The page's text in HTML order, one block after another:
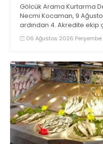
Gölcük Arama Kurtarma
Necmi Kocaman, 9
ardından 4. Akredite ekip
tamamlayacaklarını
bulundu. Kocaman,
06 Ağustos 2026 Perşembe